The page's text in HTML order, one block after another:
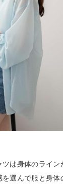
は身体のライ
選んで服と身